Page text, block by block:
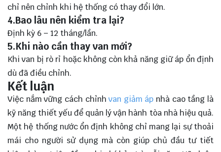
chỉ nên chỉnh khi hệ thống có thay đổi lớn.
4.Bao lâu nên kiểm tra lại?
Định kỳ 6 – 12 tháng/lần.
5.Khi nào cần thay van mới?
Khi van bị rò rỉ hoặc không còn khả năng giữ áp ổn định
dù đã điều chỉnh.
Kết luận
Việc nắm vững cách chỉnhvan giảm áp nhà cao tầng là
kỹ năng thiết yếu để quản lý vận hành tòa nhà hiệu quả.
Một hệ thống nước ổn định không chỉ mang lại sự thoải
mái cho người sử dụng mà còn giúp chủ đầu tư tiết